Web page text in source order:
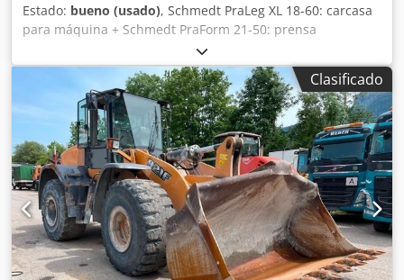
Estado: bueno (usado), Schmedt PraLeg XL 18-60: carcasa
para máquina + Schmedt PraForm 21-50: prensa
Fabricados en 2022. Schmedt PraLeg XL 18-60: máquina
para encuadernar libros Máquina en buen estado, lista
para su funcionamiento. La máquina sujeta un bloque de
hojas para encuadernar en una cubierta preparada. Dos
aplicadores de adhesivo, con ajuste suave del grosor del
adhesivo. Formato: Dedpfxszdazbj Akqekr Altura del
bloque: 80 – 450 mm Ancho del bloque: 110 – 450 mm
Grosor del bloque: 2 – 80 mm Tasa de producción:
aproximadamente 200 – 300 unidades/hora Alimentación
eléctrica: 230 V Peso: 300 kg Fabricado en Alemania.
Schmedt PraForm 21-50: prensa para libros Prensa para
libros con cortador de ranuras. Fabricado por Schmedt,
Alemania. La máquina está en muy buenas condiciones y
Clasificado